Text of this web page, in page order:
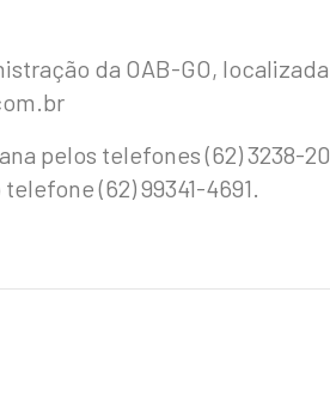
da OAB-GO,
pelos telefones (62) 3238-
(62) 99341-4691.